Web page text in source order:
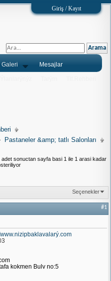
Giriş / Kayıt
Galeri Mesajlar
Pastaneler &amp; tatlı Salonları
adet sonuctan sayfa basi 1 ile 1 arasi kadar
Seçenekler
#1
kokmen Bulv no:5